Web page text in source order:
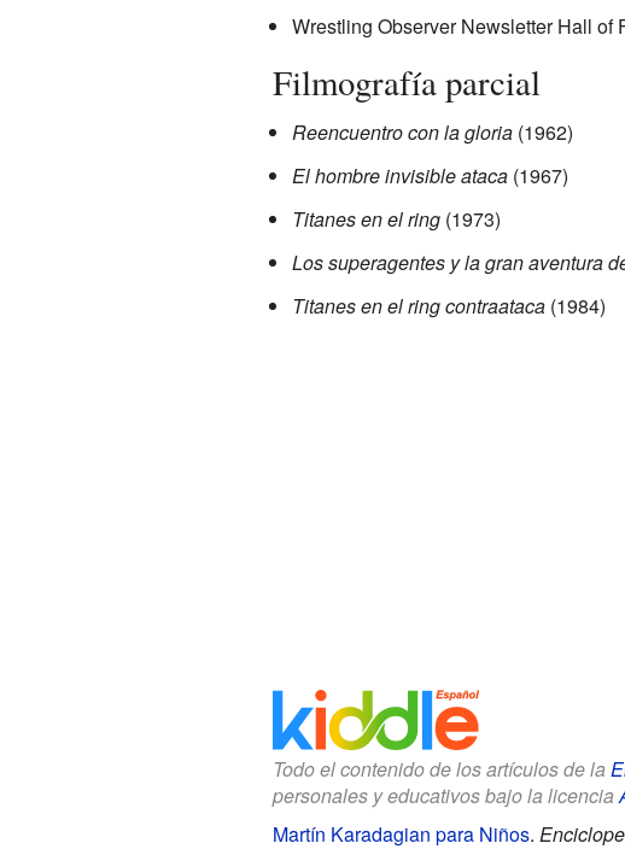
Wrestling Observer Newsletter Hall of
Filmografía parcial
Reencuentro con la gloria(1962)
El hombre invisible ataca(1967)
Titanes en el ring(1973)
Los superagentes y la gran aventura
Titanes en el ring contraataca(1984)
Todo el contenido de los artículos de la
personales y educativos bajo la licencia
Martín Karadagian para Niños.